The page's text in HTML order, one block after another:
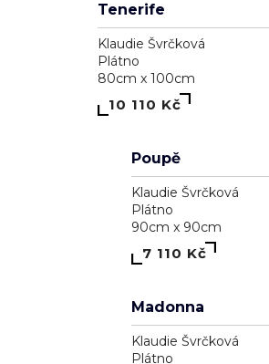
Tenerife
Klaudie Švrčková
Plátno
80cm x 100cm
10 110 Kč